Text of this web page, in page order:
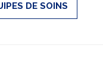
DE SOINS